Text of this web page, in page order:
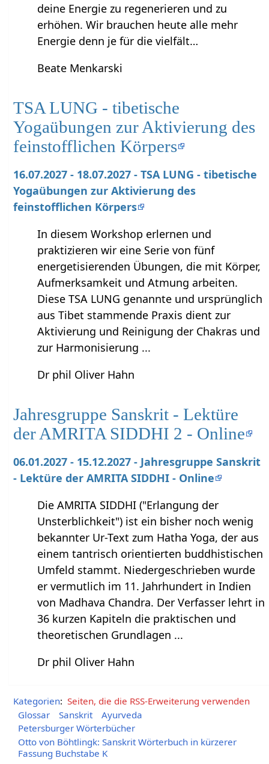
deine Energie zu regenerieren und zu
erhöhen. Wir brauchen heute alle mehr
Energie denn je für die vielfält…
Beate Menkarski
TSA LUNG - tibetische
Yogaübungen zur Aktivierung des
feinstofflichen Körpers
16.07.2027 - 18.07.2027 - TSA LUNG - tibetische
Yogaübungen zur Aktivierung des
feinstofflichen Körpers
In diesem Workshop erlernen und
praktizieren wir eine Serie von fünf
energetisierenden Übungen, die mit Körper,
Aufmerksamkeit und Atmung arbeiten.
Diese TSA LUNG genannte und ursprünglich
aus Tibet stammende Praxis dient zur
Aktivierung und Reinigung der Chakras und
zur Harmonisierung ...
Dr phil Oliver Hahn
Jahresgruppe Sanskrit - Lektüre
der AMRITA SIDDHI 2 - Online
06.01.2027 - 15.12.2027 - Jahresgruppe Sanskrit
- Lektüre der AMRITA SIDDHI - Online
Die AMRITA SIDDHI ("Erlangung der
Unsterblichkeit") ist ein bisher noch wenig
bekannter Ur-Text zum Hatha Yoga, der aus
einem tantrisch orientierten buddhistischen
Umfeld stammt. Niedergeschrieben wurde
er vermutlich im 11. Jahrhundert in Indien
von Madhava Chandra. Der Verfasser lehrt in
36 kurzen Kapiteln die praktischen und
theoretischen Grundlagen ...
Dr phil Oliver Hahn
Kategorien: Seiten, die die RSS-Erweiterung verwenden
Glossar
Sanskrit
Ayurveda
Petersburger Wörterbücher
Otto von Böhtlingk: Sanskrit Wörterbuch in kürzerer
Fassung Buchstabe K